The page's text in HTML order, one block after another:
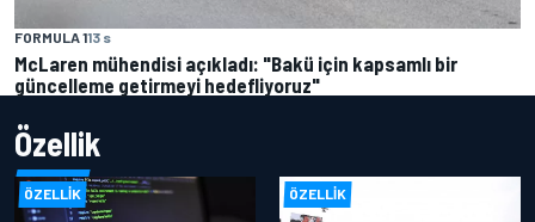
FORMULA 113 s
McLaren mühendisi açıkladı: "Bakü için kapsamlı bir
güncelleme getirmeyi hedefliyoruz"
Özellik
ÖZELLIK ÖZELLIK